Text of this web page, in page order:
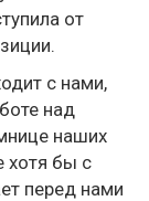
от
с нами,
над
наших
хотя бы с
перед нами